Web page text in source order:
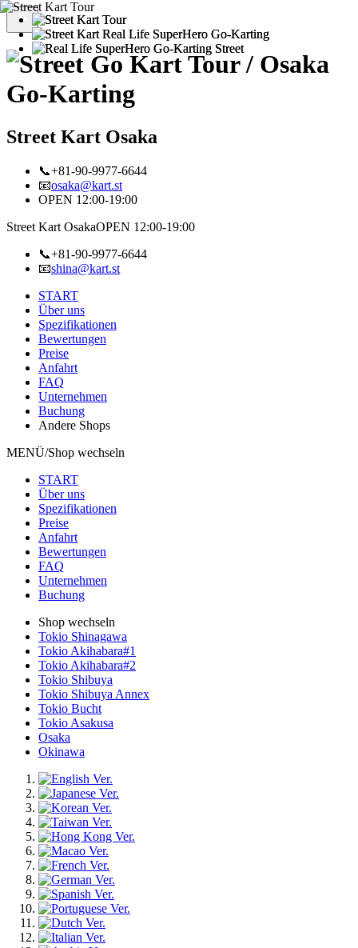
Street Kart Osaka
📞+81-90-9977-6644
📧osaka@kart.st
OPEN 12:00-19:00
Street Kart OsakaOPEN 12:00-19:00
📞+81-90-9977-6644
📧shina@kart.st
START
Über uns
Spezifikationen
Bewertungen
Preise
Anfahrt
FAQ
Unternehmen
Buchung
Andere Shops
MENÜ/Shop wechseln
START
Über uns
Spezifikationen
Preise
Anfahrt
Bewertungen
FAQ
Unternehmen
Buchung
Shop wechseln
Tokio Shinagawa
Tokio Akihabara#1
Tokio Akihabara#2
Tokio Shibuya
Tokio Shibuya Annex
Tokio Bucht
Tokio Asakusa
Osaka
Okinawa